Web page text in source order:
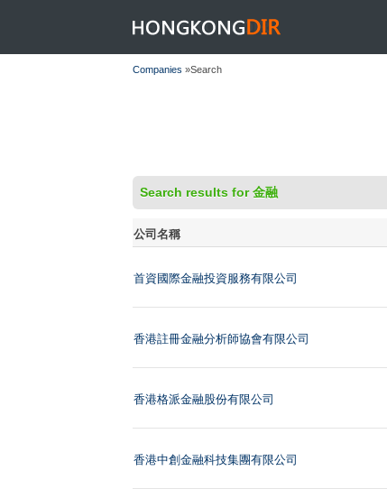
HONGKONGDIR
Companies »Search
Search results for 金融
公司名稱
首資國際金融投資服務有限公司
香港註冊金融分析師協會有限公司
香港格派金融股份有限公司
香港中創金融科技集團有限公司